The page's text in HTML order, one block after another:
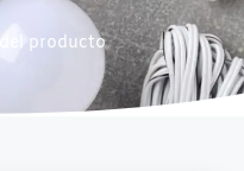
producto